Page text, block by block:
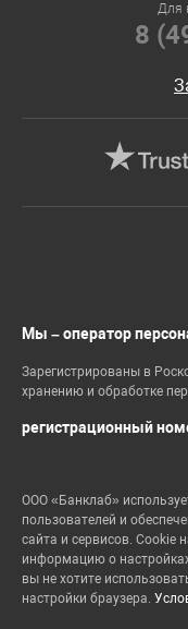
Для
8
Мы – оператор
Зарегистрированы в
хранению и обработке
регистрационный
ООО «Банклаб»
пользователей и
сайта и сервисов.
информацию о
вы не хотите
настройки браузера.